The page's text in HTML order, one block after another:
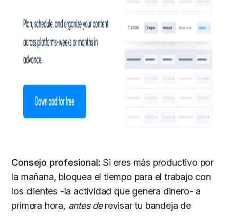
Consejo profesional: Si eres más productivo por
la mañana, bloquea el tiempo para el trabajo con
los clientes -la actividad que genera dinero- a
primera hora, antes derevisar tu bandeja de